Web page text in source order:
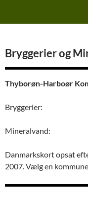
Bryggerier og
Thyborøn-Harboør
Bryggerier:
Mineralvand:
Danmarkskort opsat
2007. Vælg en